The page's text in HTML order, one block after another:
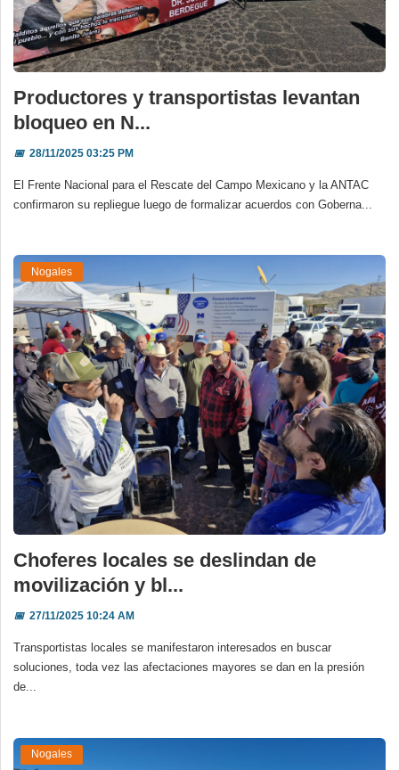
Productores y transportistas levantan
bloqueo en N...
📅28/11/2025 03:25 PM
El Frente Nacional para el Rescate del Campo Mexicano y la ANTAC
confirmaron su repliegue luego de formalizar acuerdos con Goberna...
Nogales
Choferes locales se deslindan de
movilización y bl...
📅27/11/2025 10:24 AM
Transportistas locales se manifestaron interesados en buscar
soluciones, toda vez las afectaciones mayores se dan en la presión
de...
Nogales